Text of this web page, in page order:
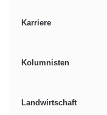
Karriere
Kolumnisten
Landwirtschaft